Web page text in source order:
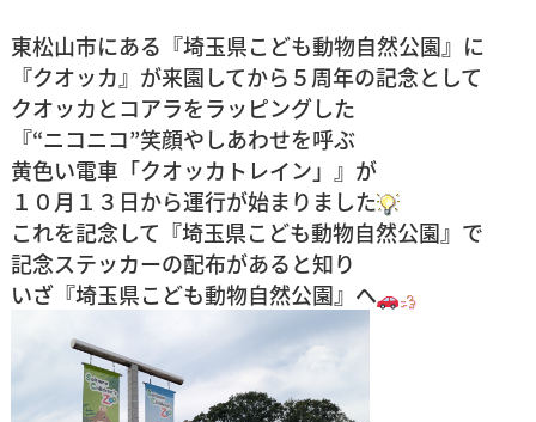
東松山市にある『埼玉県こども動物自然公園』に
『クオッカ』が来園してから５周年の記念として
クオッカとコアラをラッピングした
『“ニコニコ”笑顔やしあわせを呼ぶ
黄色い電車 「クオッカトレイン」』 が
１０月１３日から運行が始まりました
これを記念して 『埼玉県こども動物自然公園』 で
記念ステッカーの配布があると知り
いざ『埼玉県こども動物自然公園』へ